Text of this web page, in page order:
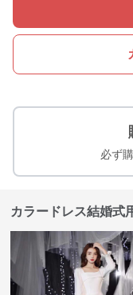
必ず
カラードレス結婚式